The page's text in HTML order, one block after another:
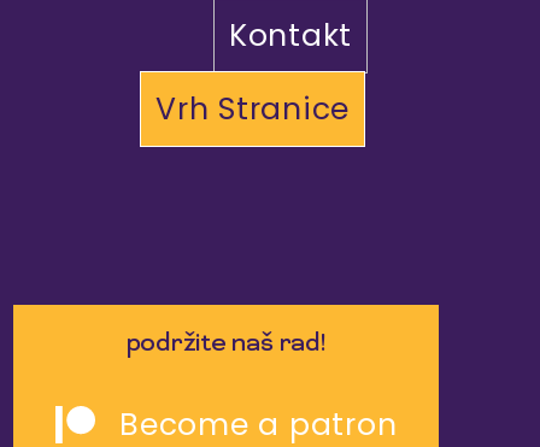
Kontakt
Vrh Stranice
podržite naš rad!
Become a patron